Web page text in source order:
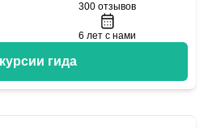
300 отзывов
6 лет с нами
гида